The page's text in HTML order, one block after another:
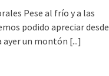
Pese al frío y a las
podido apreciar desde
ayer un montón [...]